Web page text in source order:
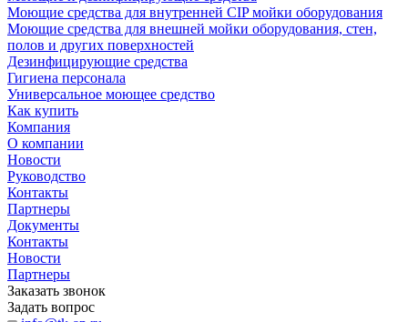
Моющие средства для внутренней CIP мойки оборудования
Моющие средства для внешней мойки оборудования, стен,
полов и других поверхностей
Дезинфицирующие средства
Гигиена персонала
Универсальное моющее средство
Как купить
Компания
О компании
Новости
Руководство
Контакты
Партнеры
Документы
Контакты
Новости
Партнеры
Заказать звонок
Задать вопрос